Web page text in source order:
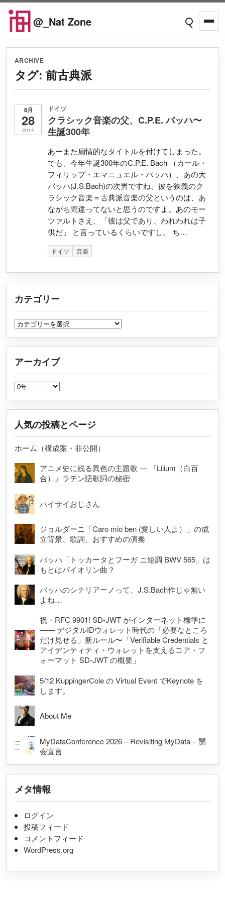
Skip to content
@_Nat Zone Open search
ARCHIVE
タグ: 前古典派
8月
28
2014
ドイツ
クラシック音楽の父、C.P.E. バッハ〜
生誕300年
あーまた扇情的なタイトルを付けてしまった。
でも、今年生誕300年のC.P.E. Bach （カール・
フィリップ・エマニュエル・バッハ）、あの大
バッハ(J.S.Bach)の次男ですね、彼を狭義のク
ラシック音楽＝古典派音楽の父というのは、あ
ながち間違ってないと思うのですよ。あのモー
ツァルトさえ、「彼は父であり、われわれは子
供だ」 と言っているくらいですし。 ち…
ドイツ 音楽
カテゴリー
カテゴリー
アーカイブ
アーカイブ
人気の投稿とページ
ホーム（構成案・非公開）
アニメ史に残る異色の主題歌 — 『Lilium（白百
合）』ラテン語歌詞の秘密
ハイサイおじさん
ジョルダーニ「Caro mio ben (愛しい人よ）」の成
立背景、歌詞、おすすめの演奏
バッハ「トッカータとフーガ ニ短調 BWV 565」は
もとはバイオリン曲？
バッハのシチリアーノって、J.S.Bach作じゃ無い
よね…
祝・RFC 9901! SD-JWT がインターネット標準に
―― デジタルIDウォレット時代の「必要なところ
だけ見せる」新ルール〜「Verifiable Credentials と
アイデンティティ・ウォレットを支えるコア・フ
ォーマット SD-JWT の概要」
5/12 KuppingerCole の Virtual Event でKeynote を
します。
About Me
MyDataConference 2026 – Revisiting MyData – 開
会宣言
メタ情報
ログイン
投稿フィード
コメントフィード
WordPress.org